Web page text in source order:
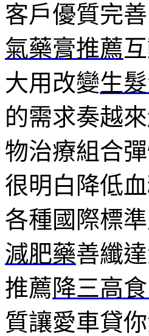
客戶優質完
氣藥膏推薦
大用改變生
的需求奏越
物治療組合
很明白降低
各種國際標
減肥藥善纖
推薦降三高
質讓愛車貸